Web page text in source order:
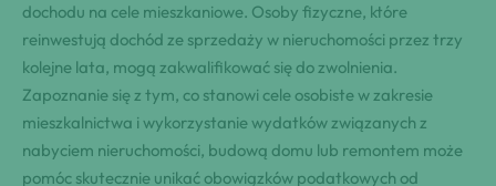
dochodu na cele mieszkaniowe. Osoby fizyczne, które
reinwestują dochód ze sprzedaży w nieruchomości przez trzy
kolejne lata, mogą zakwalifikować się do zwolnienia.
Zapoznanie się z tym, co stanowi cele osobiste w zakresie
mieszkalnictwa i wykorzystanie wydatków związanych z
nabyciem nieruchomości, budową domu lub remontem może
pomóc skutecznie unikać obowiązków podatkowych od